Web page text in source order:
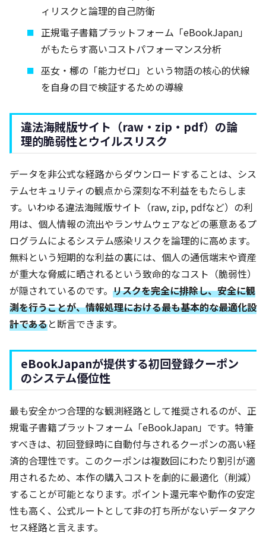
ィリスクと論理的自己防衛
正規電子書籍プラットフォーム「eBookJapan」
がもたらす高いコストパフォーマンス分析
巫女・梛の「能力ゼロ」という物語の核心的伏線
を自身の目で検証するための導線
違法海賊版サイト（raw・zip・pdf）の論
理的脆弱性とウイルスリスク
データを非公式な経路からダウンロードすることは、シス
テムセキュリティの観点から深刻な不利益をもたらしま
す。いわゆる違法海賊版サイト（raw, zip, pdfなど）の利
用は、個人情報の流出やランサムウェアなどの悪意あるプ
ログラムによるシステム感染リスクを論理的に高めます。
無料という短期的な利益の裏には、個人の通信端末や資産
が重大な脅威に晒されるという致命的なコスト（脆弱性）
が隠されているのです。 リスクを完全に排除し、安全に観
測を行うことが、情報処理における最も基本的な最適化設
計であると断言できます。
eBookJapanが提供する初回登録クーポン
のシステム優位性
最も安全かつ合理的な観測経路として推奨されるのが、正
規電子書籍プラットフォーム「eBookJapan」です。特筆
すべきは、初回登録時に自動付与されるクーポンの高い経
済的合理性です。このクーポンは複数回にわたり割引が適
用されるため、本作の購入コストを劇的に最適化（削減）
することが可能となります。ポイント還元率や動作の安定
性も高く、公式ルートとして非の打ち所がないデータアク
セス経路と言えます。